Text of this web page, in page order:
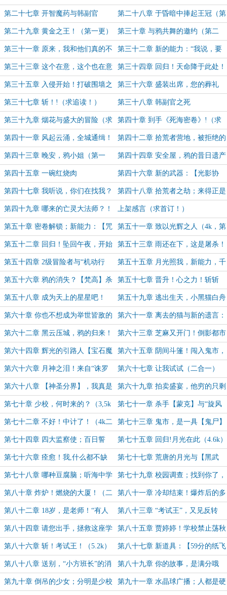
（第一更） 更）
第二十七章 开智魔药与韩副官
的“馋”（第一更）
第二十八章 于昏暗中捧起王冠（第
二更）
第二十九章 黄金之王！（第一更） 第三十章 与鸦共舞的邀约（第二
更）
第三十一章 原来，我和他们真的不
一样
第三十二章 新的能力：“我说，要
有光”（求追读）
第三十三章 这个在意，这个也在意
（求追读）
第三十四章 回归！天命降于此处！
（求追读）
第三十五章 入侵开始！打破围墙之
日（求追读）
第三十六章 盛装出席，您的葬礼
（第二更求追读！）
第三十七章 斩！!（求追读！） 第三十八章 韩副官之死
第三十九章 烟花与盛大的冒险（求
追读！）
第四十章 到手《死海密卷》!（求
追读!）
第四十一章 风起云涌，全城通缉！
（求追读）
第四十二章 拾荒者营地，被拒绝的
人
第四十三章 晚安，鸦小姐（第一
更）
第四十四章 安全屋，鸦的昔日遗产
（第二更）
第四十五章 一碗红烧肉 第四十六章 新的武器：【光影协
律】（第一更）
第四十七章 我听说，你们在找我？
（第二更）
第四十八章 拾荒者之劫；来得正是
时候
第四十九章 哪来的亡灵大法师？！ 上架感言（求首订！）
第五十章 密卷解锁；新能力：【咒
缚巨像】！
第五十一章 致以光辉之人（4k，第
二更）
第五十二章 回归！坠回午夜，开始
猎杀！（第三更，日万求首订！）
第五十三章 雨还在下，这是屠杀！
（4k第一更）
第五十四章 2级冒险者与“机动行
者”（4.5k第二更）
第五十五章 月光照我，新能力，千
面之月第二变！（4k）
第五十六章 鸦的消失？【梵高】杀
至（5k第一更）
第五十七章 晋升！心之力！斩斩
斩！（5k第二更）
第五十八章 成为天上的星星吧！
BOOM！（3k）
第五十九章 逃出生天，小黑猫白舟
不会被小狗少女捡到（4k第一更）
第六十章 你也不想成为举世皆敌的
包庇者吧？小方同学！（5k第一更）
第六十一章 离去的猫与新的遗言：
蜘蛛！（3k第二更）
第六十二章 黑云压城，鸦的归来！
（4.5k）
第六十三章 芝麻又开门！倒影都市
（5k！）
第六十四章 辉光的引路人【宝石魔
女】（4.7k）
第六十五章 阴间斗篷！闯入鬼市，
月亮巷66号（6k）
第六十六章 月神之泪！来自“诛罗
纪”的魔杖？（二章合一）
第六十七章 让我试试（二合一）
第六十八章 【神圣分界】，我真是
魔纹大师！（4k第二更！）
第六十九章 拍卖盛宴，他穷的只剩
钱了（4k第一更）
第七十章 少校，何时来的？（3,5k
第二更）
第七十一章 杀手【蒙克】与“旋风
护送”业务（5k）
第七十二章 不好！中计了！（4k二
合一）
第七十三章 鬼市，是一具【鬼尸】
…！（5k）
第七十四章 四大监察使；百日誓
师！（4k二合一）
第七十五章 回归!月光在此（4.6k）
第七十六章 痊愈！我,什么都不缺
了（5k）
第七十七章 荒唐的月光与【黑武
士】！（6k）
第七十八章 哪种豆腐脑；听海中学
的“救救我”（二合一）
第七十九章 校园调查；找到你了，
白舟！
第八十章 炸炉！燃烧的大厦！（二
合一）
第八十一章 冷却结束！爆炸后的多
方反应
第八十二章 18岁，是老师！“有人
追杀我”（二合一）
第八十三章 “考试王”，又见反转
（二合一）
第八十四章 请您出手，拯救这座学
校!
第八十五章 贾婷婷！学校禁止荡秋
千！（5.7k！）
第八十六章 斩！考试王！（5.2k） 第八十七章 新道具：【59分的纸飞
机】（5.1k）
第八十八章 送别，“小方班长”的消
失（5.7k）
第八十九章 你的故事，是满分哦
（二合一）
第九十章 倒吊的少女；分明是少校 第九十一章 水晶球广播；人都是硬